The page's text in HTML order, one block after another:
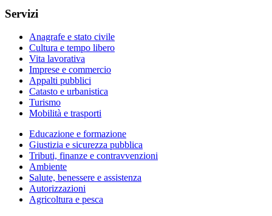
Servizi
Anagrafe e stato civile
Cultura e tempo libero
Vita lavorativa
Imprese e commercio
Appalti pubblici
Catasto e urbanistica
Turismo
Mobilità e trasporti
Educazione e formazione
Giustizia e sicurezza pubblica
Tributi, finanze e contravvenzioni
Ambiente
Salute, benessere e assistenza
Autorizzazioni
Agricoltura e pesca